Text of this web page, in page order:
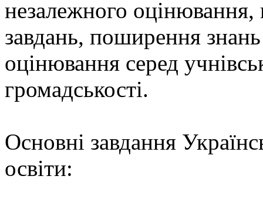
незалежного
завдань, поширення
оцінювання серед
громадськості.
Основні завдання
освіти: